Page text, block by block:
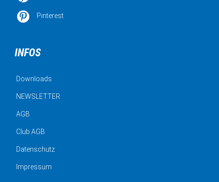
 Pinterest
INFOS
Downloads
NEWSLETTER
AGB
Club AGB
Datenschutz
Impressum